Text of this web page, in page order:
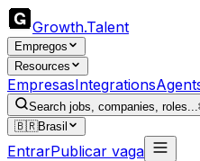
Growth.Talent
Empregos
Resources
EmpresasIntegrations
Search jobs, companies, roles...
🇧🇷Brasil
EntrarPublicar vaga